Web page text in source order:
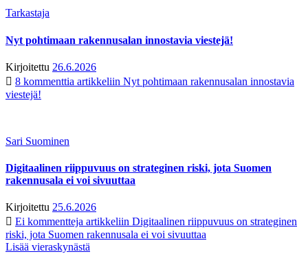
Tarkastaja
Nyt pohtimaan rakennusalan innostavia viestejä!
Kirjoitettu 26.6.2026
8 kommenttia artikkeliin Nyt pohtimaan rakennusalan innostavia
viestejä!
Sari Suominen
Digitaalinen riippuvuus on strateginen riski, jota Suomen
rakennusala ei voi sivuuttaa
Kirjoitettu 25.6.2026
Ei kommentteja artikkeliin Digitaalinen riippuvuus on strateginen
riski, jota Suomen rakennusala ei voi sivuuttaa
Lisää vieraskynästä